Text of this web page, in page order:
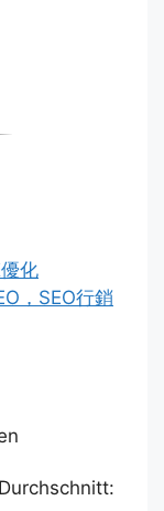
化
，SEO行銷
Durchschnitt: